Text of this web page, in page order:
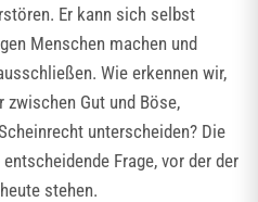
Er kann sich selbst
Menschen machen und
Wie erkennen wir,
Gut und Böse,
unterscheiden? Die
Frage, vor der der
stehen.